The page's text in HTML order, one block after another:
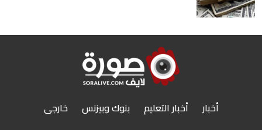
أخبار أخبار التعليم بنوك وبيزنس
خارجى